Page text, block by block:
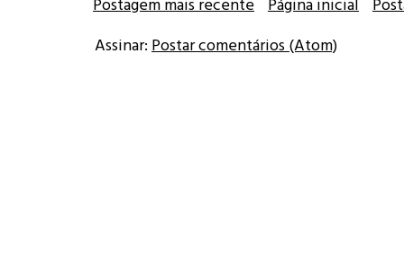
Assinar: Postar comentários (Atom)